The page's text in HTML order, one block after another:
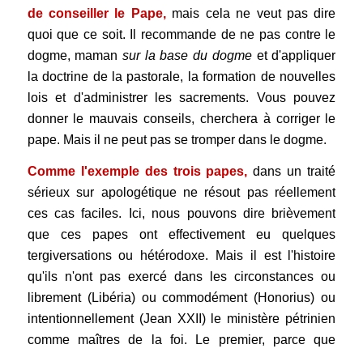
de conseiller le Pape, mais cela ne veut pas dire
quoi que ce soit. Il recommande de ne pas contre le
dogme, mamansur la base du dogmeet d'appliquer
la doctrine de la pastorale, la formation de nouvelles
lois et d'administrer les sacrements. Vous pouvez
donner le mauvais conseils, cherchera à corriger le
pape. Mais il ne peut pas se tromper dans le dogme.
Comme l'exemple des trois papes, dans un traité
sérieux sur apologétique ne résout pas réellement
ces cas faciles. Ici, nous pouvons dire brièvement
que ces papes ont effectivement eu quelques
tergiversations ou hétérodoxe. Mais il est l'histoire
qu'ils n'ont pas exercé dans les circonstances ou
librement (Libéria) ou commodément (Honorius) ou
intentionnellement (Jean XXII) le ministère pétrinien
comme maîtres de la foi. Le premier, parce que